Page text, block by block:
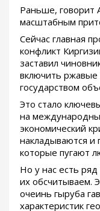
Раньше, говорит
масштабным
Сейчас главная
конфликт
заставил
включить ржавые
государством
Это стало
на
экономический
накладываются и
которые пугают
Но у нас есть
их обсчитываем.
очеинь гыруба
характеристик